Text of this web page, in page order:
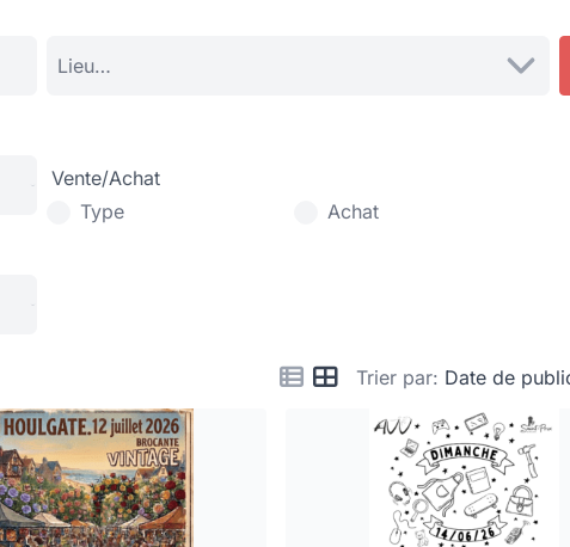
Vente/Achat
Type
Achat
Trier par: Date de